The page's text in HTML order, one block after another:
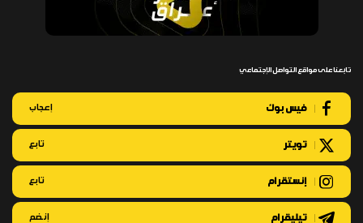
تابعنا على مواقع التواصل الإجتماعي
فيس بوك إعجاب
تويتر تابع
إنستقرام تابع
تيليقرام إنضم